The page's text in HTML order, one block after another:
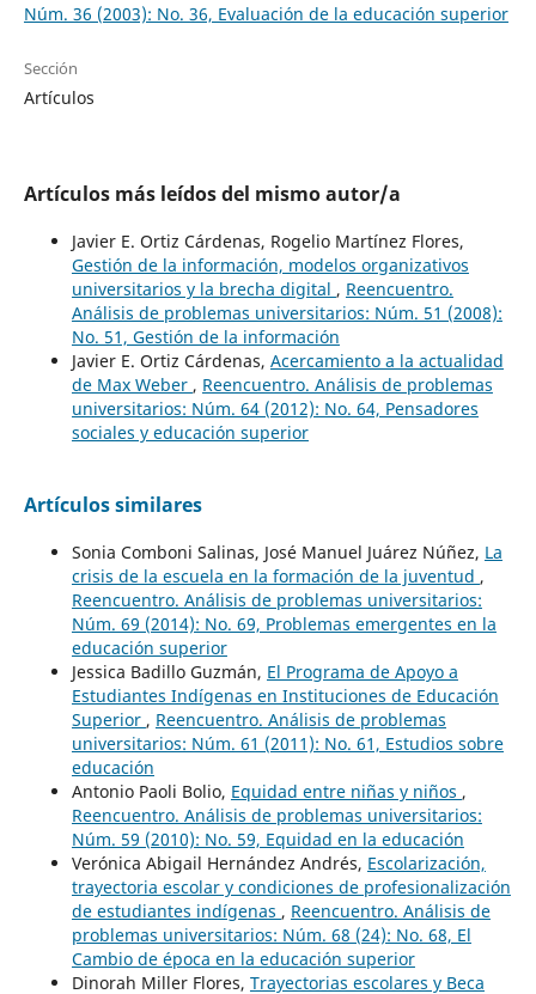
Núm. 36 (2003): No. 36, Evaluación de la educación superior
Sección
Artículos
Artículos más leídos del mismo autor/a
Javier E. Ortiz Cárdenas, Rogelio Martínez Flores,
Gestión de la información, modelos organizativos
universitarios y la brecha digital , Reencuentro.
Análisis de problemas universitarios: Núm. 51 (2008):
No. 51, Gestión de la información
Javier E. Ortiz Cárdenas, Acercamiento a la actualidad
de Max Weber , Reencuentro. Análisis de problemas
universitarios: Núm. 64 (2012): No. 64, Pensadores
sociales y educación superior
Artículos similares
Sonia Comboni Salinas, José Manuel Juárez Núñez, La
crisis de la escuela en la formación de la juventud ,
Reencuentro. Análisis de problemas universitarios:
Núm. 69 (2014): No. 69, Problemas emergentes en la
educación superior
Jessica Badillo Guzmán, El Programa de Apoyo a
Estudiantes Indígenas en Instituciones de Educación
Superior , Reencuentro. Análisis de problemas
universitarios: Núm. 61 (2011): No. 61, Estudios sobre
educación
Antonio Paoli Bolio, Equidad entre niñas y niños ,
Reencuentro. Análisis de problemas universitarios:
Núm. 59 (2010): No. 59, Equidad en la educación
Verónica Abigail Hernández Andrés, Escolarización,
trayectoria escolar y condiciones de profesionalización
de estudiantes indígenas , Reencuentro. Análisis de
problemas universitarios: Núm. 68 (24): No. 68, El
Cambio de época en la educación superior
Dinorah Miller Flores, Trayectorias escolares y Beca